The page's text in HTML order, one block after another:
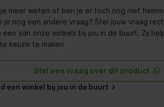
je meer weten of ben je er toch nog niet
je nog een andere vraag? Stel jouw vraag
een van onze winkels bij jou in de buurt. Zij
keuze te maken
Stel een vraag over dit product
een winkel bij jou in de buurt